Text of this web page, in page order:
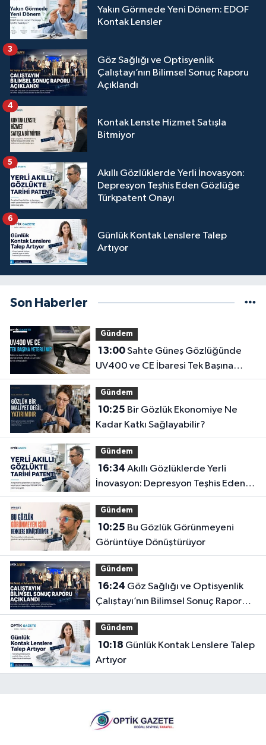
Yakın Görmede Yeni Dönem: EDOF
Kontak Lensler
Göz Sağlığı ve Optisyenlik
Çalıştayı’nın Bilimsel Sonuç Raporu
Açıklandı
3
Kontak Lenste Hizmet Satışla
Bitmiyor
4
Akıllı Gözlüklerde Yerli İnovasyon:
Depresyon Teşhis Eden Gözlüğe
Türkpatent Onayı
5
Günlük Kontak Lenslere Talep
Artıyor
6
Son Haberler
Gündem
13:00Sahte Güneş Gözlüğünde
UV400 ve CE İbaresi Tek Başına
Yeterli mi?
Gündem
10:25
Kadar Katkı Sağlayabilir?
Gündem
16:34
İnovasyon: Depresyon Teşhis Eden
Gözlüğe Türkpatent Onayı
Gündem
10:25
Görüntüye Dönüştürüyor
Gündem
16:24
Çalıştayı’nın Bilimsel Sonuç Raporu
Açıklandı
Gündem
10:18
Artıyor